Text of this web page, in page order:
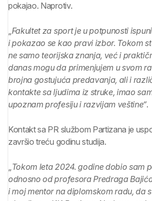
pokajao. Naprotiv.
„Fakultet za sport je u potpunosti
i pokazao se kao pravi izbor. Tokom
ne samo teorijska znanja, već i
danas mogu da primenjujem u svom
brojna gostujuća predavanja, ali i
kontakte sa ljudima iz struke, imao
upoznam profesiju i razvijam veštine“.
Kontakt sa PR službom Partizana je
završio treću godinu studija.
„Tokom leta 2024. godine dobio sam
odnosno od profesora Predraga
i moj mentor na diplomskom radu, da